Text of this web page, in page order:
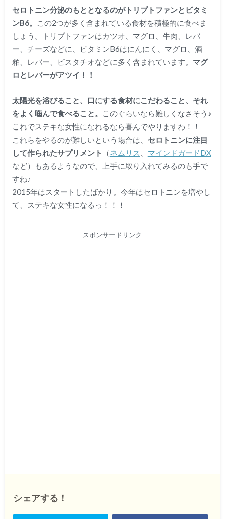
セロトニン分泌のもととなるのがトリプトファンとビタミ
ンB6。
この2つが多く含まれている食材を積極的に食べま
しょう。トリプトファンはカツオ、マグロ、牛肉、レバ
ー、チーズなどに、ビタミンB6はにんにく、マグロ、酒
粕、レバー、ピスタチオなどに多く含まれています。 マグ
ロとレバーがアツイ！！
太陽光を浴びること、口にする食材にこだわること、それ
をよく噛んで食べること。
このぐらいなら難しくなさそう♪
これでステキな女性になれるなら喜んでやりますわ！！
これらをやるのが難しいという場合は、 セロトニンに注目
して作られたサプリメント
（ネムリス
マインドガードDX
など）もあるようなので、上手に取り入れてみるのも手で
すね♪
2015年はスタートしたばかり。今年はセロトニンを増やし
て、ステキな女性になるっ！！！
スポンサードリンク
シェアする！